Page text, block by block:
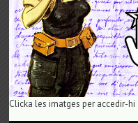
Clicka les imatges per accedir-hi